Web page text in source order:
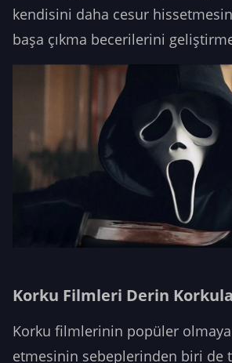
kendisini daha cesur
başa çıkma becerilerini
Korku Filmleri Derin
Korku filmlerinin popüler
etmesinin sebeplerinden biri de